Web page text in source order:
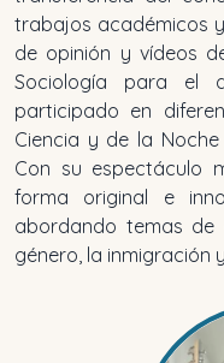
trabajos académicos
de opinión y vídeos
Sociología para el
participado en
Ciencia y de la
Con su espectáculo
forma original e
abordando temas
género, la inmigración